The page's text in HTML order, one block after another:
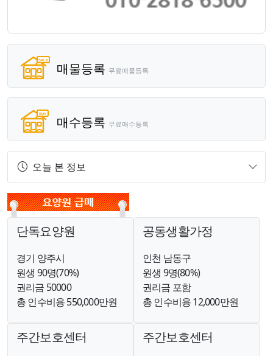
매물등록 무료매물등록
매수등록 무료매수등록
오늘 본 정보
단독요양원
경기 양주시
원생 90명(70%)
권리금 50000
총 인수비용 550,000만원
공동생활가정
인천 남동구
원생 9명(80%)
권리금 포함
총 인수비용 12,000만원
주간보호센터 주간보호센터